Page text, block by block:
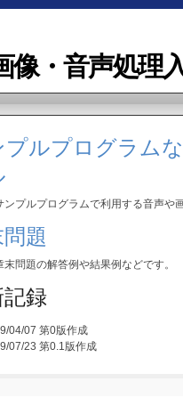
像・音声処理
プルプログラム
ンプルプログラムで利用する音声や
題
末問題の解答例や結果例などです。
録
04/07 第0版作成
07/23 第0.1版作成